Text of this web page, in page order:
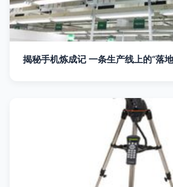
揭秘手机炼成记 一条生产线上的“落